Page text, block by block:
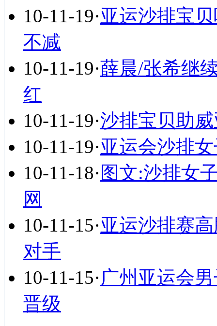
10-11-19·亚运沙排宝
不减
10-11-19·薛晨/张希继
红
10-11-19·沙排宝贝助
10-11-19·亚运会沙排
10-11-18· 图文:沙排女
网
10-11-15·亚运沙排赛
对手
10-11-15·广州亚运会
晋级